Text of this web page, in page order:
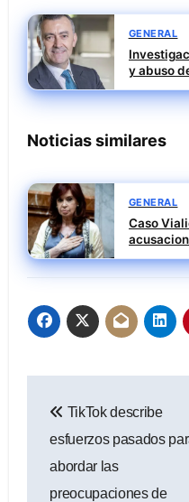
GENERAL
y abuso
Tubos
Noticias similares
GENERAL
Caso
y su
de
entradas
TikTok describe
esfuerzos pasados
abordar las
preocupaciones de